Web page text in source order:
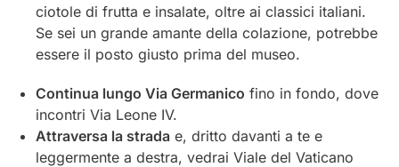
ciotole di frutta e insalate, oltre ai classici italiani.
Se sei un grande amante della colazione, potrebbe
essere il posto giusto prima del museo.
Continua lungo Via Germanico fino in fondo, dove
incontri Via Leone IV.
Attraversa la strada e, dritto davanti a te e
leggermente a destra, vedrai Viale del Vaticano